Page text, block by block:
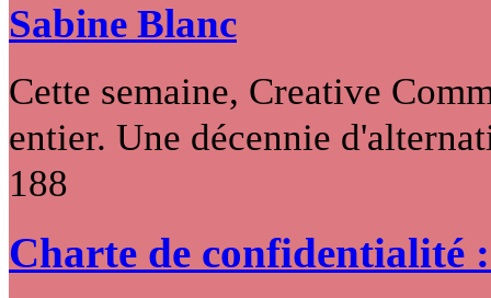
Sabine Blanc
Cette semaine, Creative
entier. Une décennie
188
Charte de confidentialité